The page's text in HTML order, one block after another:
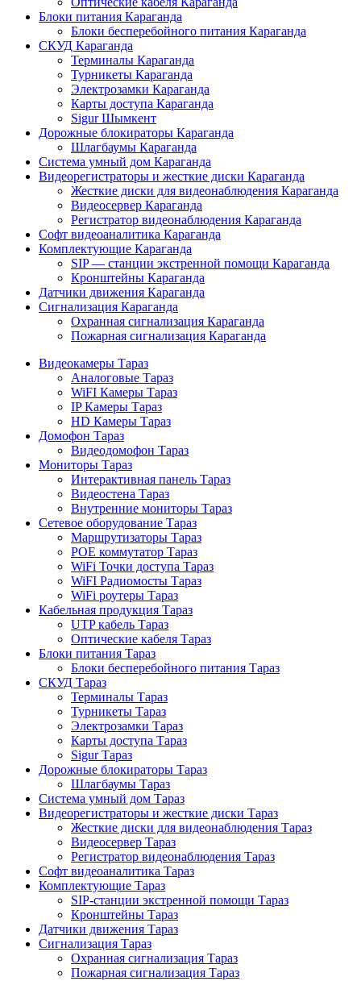
Блоки питания Караганда
Блоки бесперебойного питания Караганда
СКУД Караганда
Терминалы Караганда
Турникеты Караганда
Электрозамки Караганда
Карты доступа Караганда
Sigur Шымкент
Дорожные блокираторы Караганда
Шлагбаумы Караганда
Система умный дом Караганда
Видеорегистраторы и жесткие диски Караганда
Жесткие диски для видеонаблюдения Караганда
Видеосервер Караганда
Регистратор видеонаблюдения Караганда
Софт видеоаналитика Караганда
Комплектующие Караганда
SIP — станции экстренной помощи Караганда
Кронштейны Караганда
Датчики движения Караганда
Сигнализация Караганда
Охранная сигнализация Караганда
Пожарная сигнализация Караганда
Видеокамеры Тараз
Аналоговые Тараз
WiFI Камеры Тараз
IP Камеры Тараз
HD Камеры Тараз
Домофон Тараз
Видеодомофон Тараз
Мониторы Тараз
Интерактивная панель Тараз
Видеостена Тараз
Внутренние мониторы Тараз
Сетевое оборудование Тараз
Маршрутизаторы Тараз
POE коммутатор Тараз
WiFi Точки доступа Тараз
WiFI Радиомосты Тараз
WiFi роутеры Тараз
Кабельная продукция Тараз
UTP кабель Тараз
Оптические кабеля Тараз
Блоки питания Тараз
Блоки бесперебойного питания Тараз
СКУД Тараз
Терминалы Тараз
Турникеты Тараз
Электрозамки Тараз
Карты доступа Тараз
Sigur Тараз
Дорожные блокираторы Тараз
Шлагбаумы Тараз
Система умный дом Тараз
Видеорегистраторы и жесткие диски Тараз
Жесткие диски для видеонаблюдения Тараз
Видеосервер Тараз
Регистратор видеонаблюдения Тараз
Софт видеоаналитика Тараз
Комплектующие Тараз
SIP-станции экстренной помощи Тараз
Кронштейны Тараз
Датчики движения Тараз
Сигнализация Тараз
Охранная сигнализация Тараз
Пожарная сигнализация Тараз